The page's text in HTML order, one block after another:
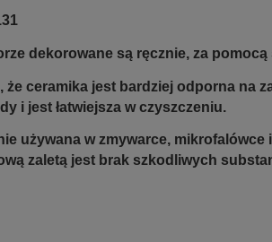
dekorowane są ręcznie, za
że ceramika jest bardziej odporna na
i jest łatwiejsza w czyszczeniu.
używana w zmywarce, mikrofalówce i
zaletą jest brak szkodliwych